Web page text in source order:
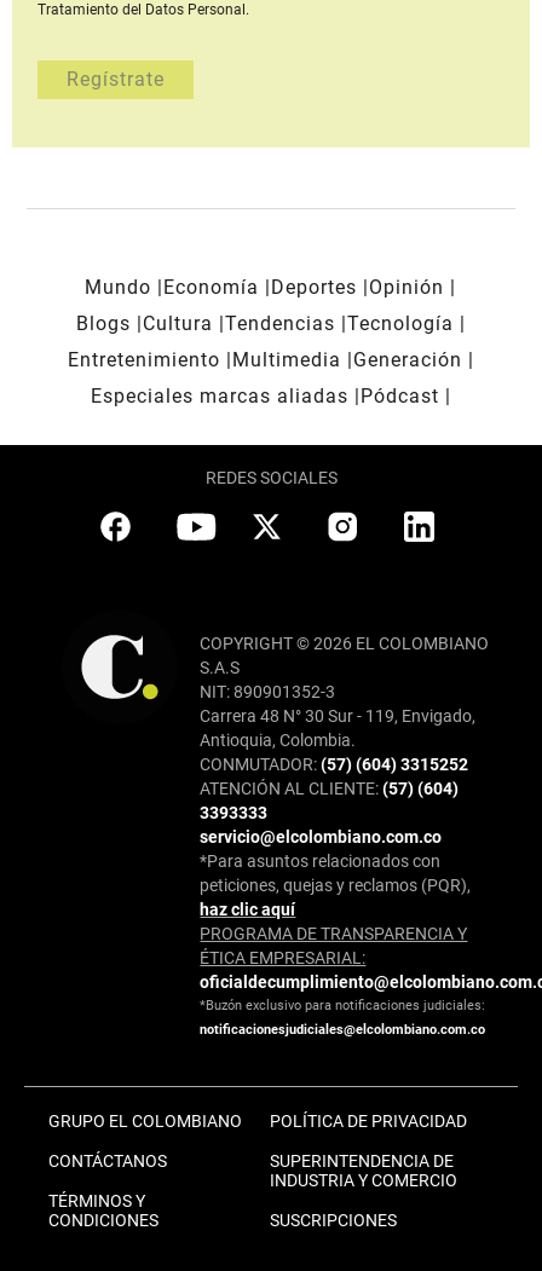
Tratamiento del Datos Personal.
Mundo Economía Deportes
Opinión
Blogs
Cultura Tendencias Tecnología
Entretenimiento
Multimedia
Generación
Especiales marcas aliadas
Pódcast
REDES SOCIALES
COPYRIGHT © 2026 EL COLOMBIANO
S.A.S
NIT: 890901352-3
Carrera 48 N° 30 Sur - 119, Envigado,
Antioquia, Colombia.
CONMUTADOR:(57) (604) 3315252
ATENCIÓN AL CLIENTE:(57) (604)
3393333
servicio@elcolombiano.com.co
*Para asuntos relacionados con
peticiones, quejas y reclamos (PQR),
haz clic aquí
PROGRAMA DE TRANSPARENCIA Y
ÉTICA EMPRESARIAL:
*Buzón exclusivo para notificaciones judiciales:
notificacionesjudiciales@elcolombiano.com.co
GRUPO EL COLOMBIANO
CONTÁCTANOS
TÉRMINOS Y
CONDICIONES
POLÍTICA DE PRIVACIDAD
SUPERINTENDENCIA DE
INDUSTRIA Y COMERCIO
SUSCRIPCIONES